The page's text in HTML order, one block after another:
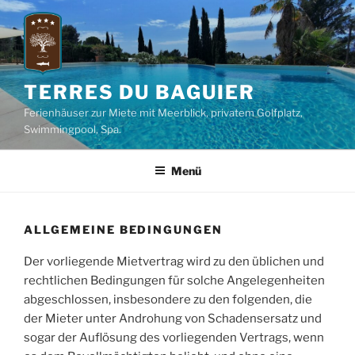
Zum
Inhalt
springen
TERRES DU BAGUIER
Ferienhäuser zur Miete mit Meerblick, privatem Golfplatz,
Swimmingpool, Spa.
Menü
ALLGEMEINE BEDINGUNGEN
Der vorliegende Mietvertrag wird zu den üblichen und
rechtlichen Bedingungen für solche Angelegenheiten
abgeschlossen, insbesondere zu den folgenden, die
der Mieter unter Androhung von Schadensersatz und
sogar der Auflösung des vorliegenden Vertrags, wenn